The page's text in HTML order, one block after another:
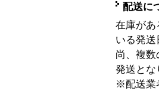
配送に
在庫があ
いる発
尚、複
発送とな
※配送業